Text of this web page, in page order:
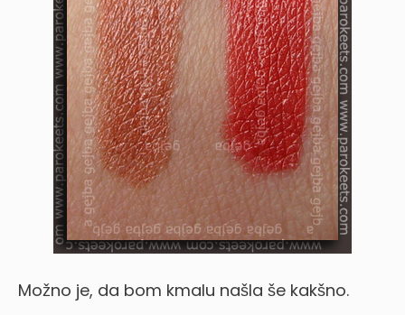
Možno je, da bom kmalu našla še kakšno.